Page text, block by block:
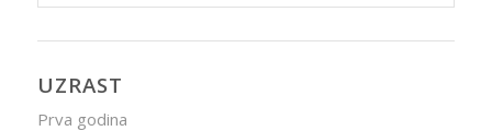
UZRAST
Prva godina